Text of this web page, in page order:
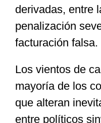
derivadas, entre
penalización
facturación falsa.
Los vientos de
mayoría de los
que alteran
entre políticos